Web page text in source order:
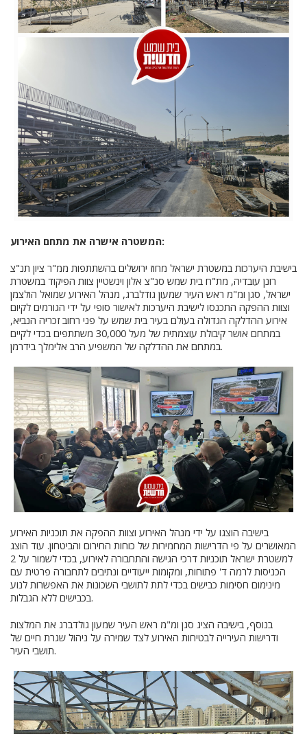
המשטרה אישרה את מתחם האירוע:
בישיבת היערכות במשטרת ישראל מחוז ירושלים בהשתתפות ממ"ר ציון תנ"צ
רונן עובדיה, מת"ח בית שמש סנ"צ אלון וינשטיין צוות הפיקוד במשטרת
ישראל, סגן ומ"מ ראש העיר שמעון גודלברג, מנהל האירוע שמואל הולצמן
וצוות ההפקה התכנסו לישיבת היערכות לאישור סופי על ידי הגורמים לקיום
אירוע ההדלקה הגדולה בעולם בעיר בית שמש על פני רחוב זכריה הנביא,
במתחם אושר קיבולת עוצמתית של מעל 30,000 משתתפים בכדי לקיים
במתחם את ההדלקה של המשפיע הרב אלימלך בידרמן.
בישיבה הוצגו על ידי מנהל האירוע וצוות ההפקה את תוכניות האירוע
המאושרים על פי הדרישות המחמירות של כוחות החירום והביטחון. עוד הוצג
למשטרת ישראל תוכניות דרכי הגישה והתחבורה לאירוע, בכדי לשמור על 2
הכניסות לרמה ד' פתוחות, ומקומות ייעודיים ונתיבים לתחבורה פרטית עם
מינימום חסימות כבישים בכדי לתת לתושבי השכונות את האפשרות לנוע
בכבישים ללא הגבלות.
בנוסף, בישיבה הציג סגן ומ"מ ראש העיר שמעון גולדברג את המלצות
ודרישות העירייה לבטיחות האירוע לצד שמירה על ניהול שגרת חיים של
תושבי העיר.